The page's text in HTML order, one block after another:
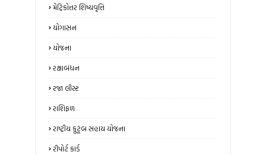
મેટ્રિકોત્તર શિષ્યવૃત્તિ
યોગાસન
યોજના
રક્ષાબંધન
રજા લીસ્ટ
રાશિફળ
રાષ્ટ્રીય કુટૂંબ સહાય યોજના
રીપોર્ટ કાર્ડ